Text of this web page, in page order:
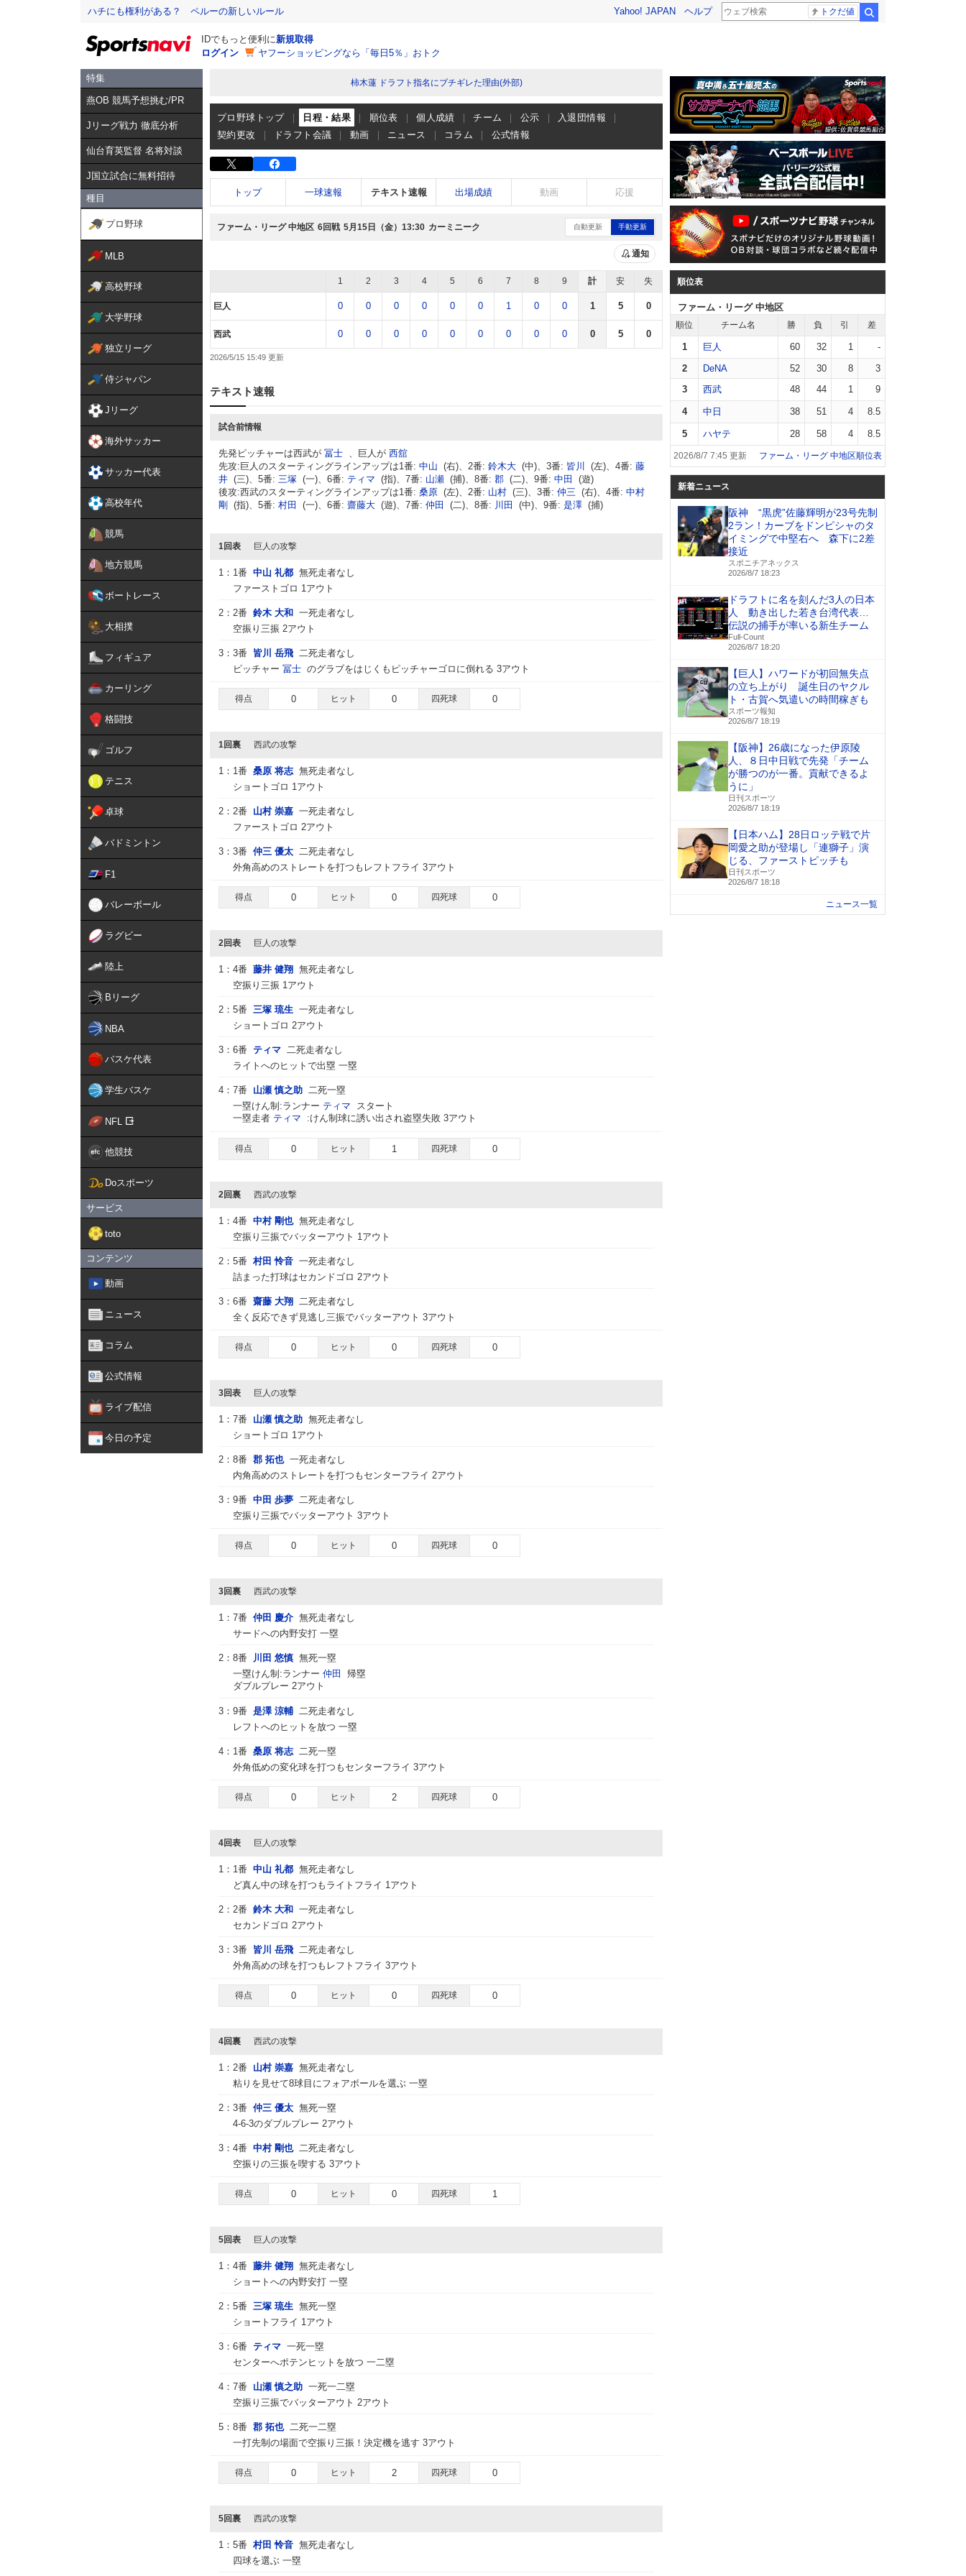
ハチにも権利がある？ ペルーの新しいルール Yahoo! JAPAN ヘルプ トクだ値
IDでもっと便利に新規取得
ログイン
ヤフーショッピングなら「毎日5％」おトク
特集
燕OB 競馬予想挑む/PR
Jリーグ戦力 徹底分析
仙台育英監督 名将対談
J国立試合に無料招待
種目
プロ野球
MLB
高校野球
大学野球
独立リーグ
侍ジャパン
Jリーグ
海外サッカー
サッカー代表
高校年代
競馬
地方競馬
ボートレース
大相撲
フィギュア
カーリング
格闘技
ゴルフ
テニス
卓球
バドミントン
F1
バレーボール
ラグビー
陸上
Bリーグ
NBA
バスケ代表
学生バスケ
NFL
他競技
Doスポーツ
サービス
toto
コンテンツ
動画
ニュース
コラム
公式情報
ライブ配信
今日の予定
柿木蓮 ドラフト指名にブチギレた理由(外部)
プロ野球トップ 日程・結果 順位表 個人成績 チーム 公示
入退団情報
契約更改
ドラフト会議 動画 ニュース コラム 公式情報
トップ 一球速報 テキスト速報 出場成績 動画 応援
ファーム・リーグ 中地区 6回戦 5月15日（金） 13:30 カーミニーク 自動更新 手動更新
通知
1 2 3 4 5 6 7 8 9 計 安 失
巨人 0 0 0 0 0 0 1 0 0 1 5 0
西武 0 0 0 0 0 0 0 0 0 0 5 0
2026/5/15 15:49
テキスト速報
試合前情報
先発ピッチャーは西武が 冨士 、巨人が 西舘
先攻:巨人のスターティングラインアップは1番: 中山 (右)、2番: 鈴木大 (中)、3番: 皆川 (左)、4番: 藤
井 (三)、5番: 三塚 (一)、6番: ティマ (指)、7番: 山瀬 (捕)、8番: 郡 (二)、9番: 中田
(遊)
後攻:西武のスターティングラインアップは1番: 桑原 (左)、2番: 山村 (三)、3番: 仲三 (右)、4番: 中村
剛
(指)、5番: 村田 (一)、6番: 齋藤大 (遊)、7番: 仲田 (二)、8番: 川田 (中)、9番: 是澤 (捕)
1回表 巨人の攻撃
1： 1番 中山 礼都 無死走者なし
ファーストゴロ 1アウト
2： 2番 鈴木 大和 一死走者なし
空振り三振 2アウト
3： 3番 皆川 岳飛 二死走者なし
ピッチャー 冨士 のグラブをはじくもピッチャーゴロに倒れる 3アウト
得点 0 ヒット 0 四死球 0
1回裏 西武の攻撃
1： 1番 桑原 将志 無死走者なし
ショートゴロ 1アウト
2： 2番 山村 崇嘉 一死走者なし
ファーストゴロ 2アウト
3： 3番 仲三 優太 二死走者なし
外角高めのストレートを打つもレフトフライ 3アウト
得点 0 ヒット 0 四死球 0
2回表 巨人の攻撃
1： 4番 藤井 健翔 無死走者なし
空振り三振 1アウト
2： 5番 三塚 琉生 一死走者なし
ショートゴロ 2アウト
3： 6番 ティマ 二死走者なし
ライトへのヒットで出塁 一塁
4： 7番 山瀬 慎之助 二死一塁
一塁けん制:ランナー ティマ
スタート
一塁走者 ティマ :けん制球に誘い出され盗塁失敗 3アウト
得点 0 ヒット 1 四死球 0
2回裏 西武の攻撃
1： 4番 中村 剛也 無死走者なし
空振り三振でバッターアウト 1アウト
2： 5番 村田 怜音 一死走者なし
詰まった打球はセカンドゴロ 2アウト
3： 6番 齋藤 大翔 二死走者なし
全く反応できず見逃し三振でバッターアウト 3アウト
得点 0 ヒット 0 四死球 0
3回表 巨人の攻撃
1： 7番 山瀬 慎之助 無死走者なし
ショートゴロ 1アウト
2： 8番 郡 拓也 一死走者なし
内角高めのストレートを打つもセンターフライ 2アウト
3： 9番 中田 歩夢 二死走者なし
空振り三振でバッターアウト 3アウト
得点 0 ヒット 0 四死球 0
3回裏 西武の攻撃
1： 7番 仲田 慶介 無死走者なし
サードへの内野安打 一塁
2： 8番 川田 悠慎 無死一塁
一塁けん制:ランナー 仲田
帰塁
ダブルプレー 2アウト
3： 9番 是澤 涼輔 二死走者なし
レフトへのヒットを放つ 一塁
4： 1番 桑原 将志 二死一塁
外角低めの変化球を打つもセンターフライ 3アウト
得点 0 ヒット 2 四死球 0
4回表 巨人の攻撃
1： 1番 中山 礼都 無死走者なし
ど真ん中の球を打つもライトフライ 1アウト
2： 2番 鈴木 大和 一死走者なし
セカンドゴロ 2アウト
3： 3番 皆川 岳飛 二死走者なし
外角高めの球を打つもレフトフライ 3アウト
得点 0 ヒット 0 四死球 0
4回裏 西武の攻撃
1： 2番 山村 崇嘉 無死走者なし
粘りを見せて8球目にフォアボールを選ぶ 一塁
2： 3番 仲三 優太 無死一塁
4-6-3のダブルプレー 2アウト
3： 4番 中村 剛也 二死走者なし
空振りの三振を喫する 3アウト
得点 0 ヒット 0 四死球 1
5回表 巨人の攻撃
1： 4番 藤井 健翔 無死走者なし
ショートへの内野安打 一塁
2： 5番 三塚 琉生 無死一塁
ショートフライ 1アウト
3： 6番 ティマ 一死一塁
センターへポテンヒットを放つ 一二塁
4： 7番 山瀬 慎之助 一死一二塁
空振り三振でバッターアウト 2アウト
5： 8番 郡 拓也 二死一二塁
一打先制の場面で空振り三振！決定機を逃す 3アウト
得点 0 ヒット 2 四死球 0
5回裏 西武の攻撃
1： 5番 村田 怜音 無死走者なし
四球を選ぶ 一塁
順位表
ファーム・リーグ 中地区
順位 チーム名 勝 負 引 差
1 巨人 60 32 1
-
2
DeNA 52 30 8
3
3
西武 48 44 1 9
4 中日 38 51 4 8.5
5 ハヤテ 28 58 4 8.5
2026/8/7 7:45 更新 ファーム・リーグ 中地区順位表
新着ニュース
阪神 “黒虎”佐藤輝明が23号先制
2ラン！カーブをドンピシャのタ
イミングで中堅右へ 森下に2差
接近
スポニチアネックス
2026/8/7 18:23
ドラフトに名を刻んだ3人の日本
人 動き出した若き台湾代表…
伝説の捕手が率いる新生チーム
Full-Count
2026/8/7 18:20
【巨人】ハワードが初回無失点
の立ち上がり 誕生日のヤクル
ト・古賀へ気遣いの時間稼ぎも
スポーツ報知
2026/8/7 18:19
【阪神】26歳になった伊原陵
人、８日中日戦で先発「チーム
が勝つのが一番。貢献できるよ
うに」
日刊スポーツ
2026/8/7 18:19
【日本ハム】28日ロッテ戦で片
岡愛之助が登場し「連獅子」演
じる、ファーストピッチも
日刊スポーツ
2026/8/7 18:18
ニュース一覧